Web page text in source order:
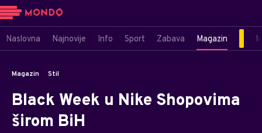
Naslovna Najnovije Info Sport Zabava Magazin
Magazin Stil
Black Week u Nike Shopovima
širom BiH